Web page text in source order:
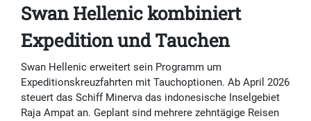
Swan Hellenic kombiniert
Expedition und Tauchen
Swan Hellenic erweitert sein Programm um
Expeditionskreuzfahrten mit Tauchoptionen. Ab April 2026
steuert das Schiff Minerva das indonesische Inselgebiet
Raja Ampat an. Geplant sind mehrere zehntägige Reisen